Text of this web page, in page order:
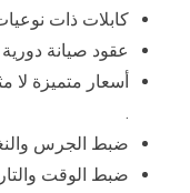
كابلات ذات
عقود صيانة
أسعار متميزة لا
.
ضبط الجرس
ضبط الوقت